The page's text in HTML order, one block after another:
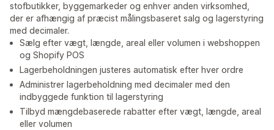
stofbutikker, byggemarkeder og enhver anden virksomhed,
der er afhængig af præcist målingsbaseret salg og lagerstyring
med decimaler.
Sælg efter vægt, længde, areal eller volumen i webshoppen
og Shopify POS
Lagerbeholdningen justeres automatisk efter hver ordre
Administrer lagerbeholdning med decimaler med den
indbyggede funktion til lagerstyring
Tilbyd mængdebaserede rabatter efter vægt, længde, areal
eller volumen